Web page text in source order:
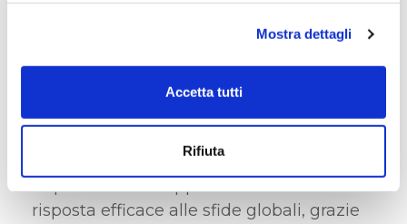
Mostra dettagli
Accetta tutti
Rifiuta
Coniugando economia e solidarietà,
queste imprese generano
mondo sempre più interconnesso, le
risposta efficace alle sfide globali, grazie